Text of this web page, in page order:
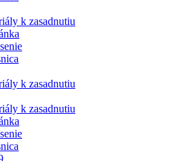
k zasadnutiu
k zasadnutiu
k zasadnutiu